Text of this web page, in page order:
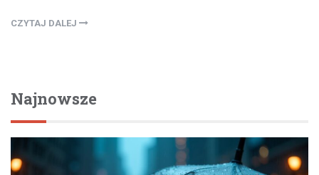
CZYTAJ DALEJ
Najnowsze